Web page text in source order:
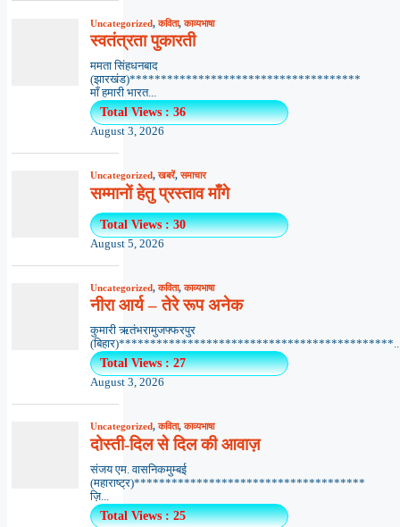
Uncategorized,कविता,काव्यभाषा
स्वतंत्रता पुकारती
ममता सिंहधनबाद
(झारखंड)*************************************
माँ हमारी भारत...
Total Views : 36
August 3, 2026
Uncategorized,खबरें,समाचार
सम्मानों हेतु प्रस्ताव माँगे
Total Views : 30
August 5, 2026
Uncategorized,कविता,काव्यभाषा
नीरा आर्य – तेरे रूप अनेक
कुमारी ऋतंभरामुजफ्फरपुर
Total Views : 27
August 3, 2026
Uncategorized,कविता,काव्यभाषा
दोस्ती-दिल से दिल की आवाज़
संजय एम. वासनिकमुम्बई
(महाराष्ट्र)*************************************
ज़ि...
Total Views : 25